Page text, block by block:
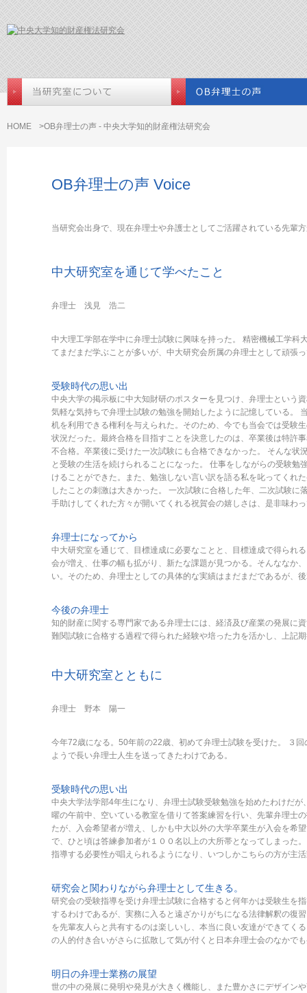
HOME >OB弁理士の声 - 中央大学知的財産権法研究会
OB弁理士の声 Voice
当研究会出身で、現在弁理士や弁護士としてご活躍されている先輩
中大研究室を通じて学べたこと
弁理士 浅見 浩二
中大理工学部在学中に弁理士試験に興味を持った。 精密機械工学
てまだまだ学ぶことが多いが、中大研究会所属の弁理士として頑張
受験時代の思い出
中央大学の掲示板に中大知財研のポスターを見つけ、弁理士という
気軽な気持ちで弁理士試験の勉強を開始したように記憶している。
机を利用できる権利を与えられた。そのため、今でも当会では受験
状況だった。最終合格を目指すことを決意したのは、卒業後は特許
不合格。卒業後に受けた一次試験にも合格できなかった。 そんな
と受験の生活を続けられることになった。 仕事をしながらの受験
けることができた。また、勉強しない言い訳を語る私を叱ってくれ
したことの刺激は大きかった。 一次試験に合格した年、二次試験
手助けしてくれた方々が開いてくれる祝賀会の嬉しさは、是非味わ
弁理士になってから
中大研究室を通じて、目標達成に必要なことと、目標達成で得られ
会が増え、仕事の幅も拡がり、新たな課題が見つかる。そんななか
い。そのため、弁理士としての具体的な実績はまだまだであるが、
今後の弁理士
知的財産に関する専門家である弁理士には、経済及び産業の発展に
難関試験に合格する過程で得られた経験や培った力を活かし、上記
中大研究室とともに
弁理士 野本 陽一
今年72歳になる。50年前の22歳、初めて弁理士試験を受けた。 ３
ようで長い弁理士人生を送ってきたわけである。
受験時代の思い出
中央大学法学部4年生になり、弁理士試験受験勉強を始めたわけだ
曜の午前中、空いている教室を借りて答案練習を行い、先輩弁理士
たが、入会希望者が増え、しかも中大以外の大学卒業生が入会を希
で、ひと頃は答練参加者が１００名以上の大所帯となってしまった
指導する必要性が唱えられるようになり、いつしかこちらの方が主
研究会と関わりながら弁理士として生きる。
研究会の受験指導を受け弁理士試験に合格すると何年かは受験生を
するわけであるが、実務に入ると遠ざかりがちになる法律解釈の復
を先輩友人らと共有するのは楽しいし、本当に良い友達ができてく
の人的付き合いがさらに拡散して気が付くと日本弁理士会のなかで
明日の弁理士業務の展望
世の中の発展に発明や発見が大きく機能し、また豊かさにデザイン